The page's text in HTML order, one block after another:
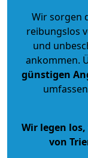
Wir sorgen
reibungslos
und
ankommen.
günstigen
Wir legen
von